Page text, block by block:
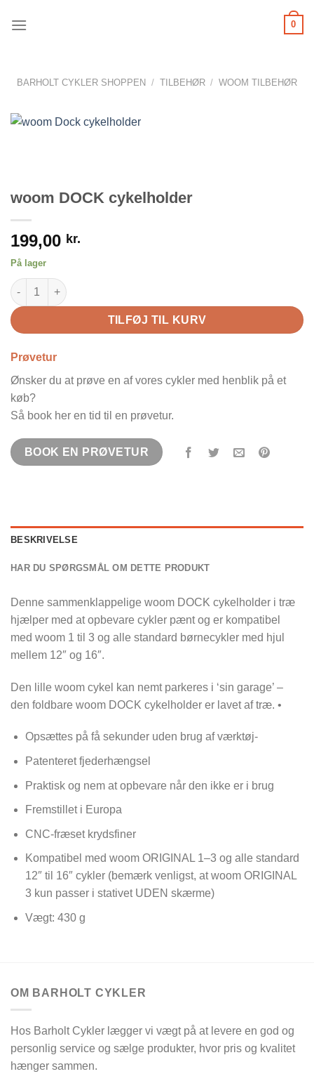
0
BARHOLT CYKLER SHOPPEN / TILBEHØR / WOOM TILBEHØR
woom DOCK cykelholder
199,00 kr.
På lager
woom DOCK cykelholder antal
TILFØJ TIL KURV
Prøvetur
Ønsker du at prøve en af vores cykler med henblik på et
køb?
Så book her en tid til en prøvetur.
BOOK EN PRØVETUR
BESKRIVELSE
HAR DU SPØRGSMÅL OM DETTE PRODUKT
Denne sammenklappelige woom DOCK cykelholder i træ
hjælper med at opbevare cykler pænt og er kompatibel
med woom 1 til 3 og alle standard børnecykler med hjul
mellem 12″ og 16″.
Den lille woom cykel kan nemt parkeres i ‘sin garage’ –
den foldbare woom DOCK cykelholder er lavet af træ. •
Opsættes på få sekunder uden brug af værktøj-
Patenteret fjederhængsel
Praktisk og nem at opbevare når den ikke er i brug
Fremstillet i Europa
CNC-fræset krydsfiner
Kompatibel med woom ORIGINAL 1–3 og alle standard
12″ til 16″ cykler (bemærk venligst, at woom ORIGINAL
3 kun passer i stativet UDEN skærme)
Vægt: 430 g
OM BARHOLT CYKLER
Hos Barholt Cykler lægger vi vægt på at levere en god og
personlig service og sælge produkter, hvor pris og kvalitet
hænger sammen.